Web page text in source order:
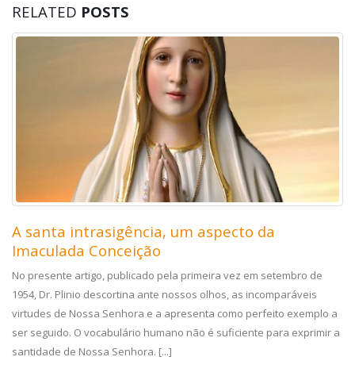
RELATED POSTS
A santa intrasigência, um aspecto da
Imaculada Conceição
No presente artigo, publicado pela primeira vez em setembro de
1954, Dr. Plinio descortina ante nossos olhos, as incomparáveis
virtudes de Nossa Senhora e a apresenta como perfeito exemplo a
ser seguido. O vocabulário humano não é suficiente para exprimir a
santidade de Nossa Senhora. [...]